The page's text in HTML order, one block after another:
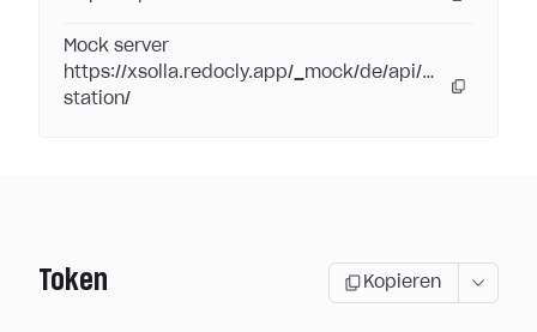
Mock server
https://xsolla.redocly.app/_mock/de/api/pay-
station/
Token Kopieren